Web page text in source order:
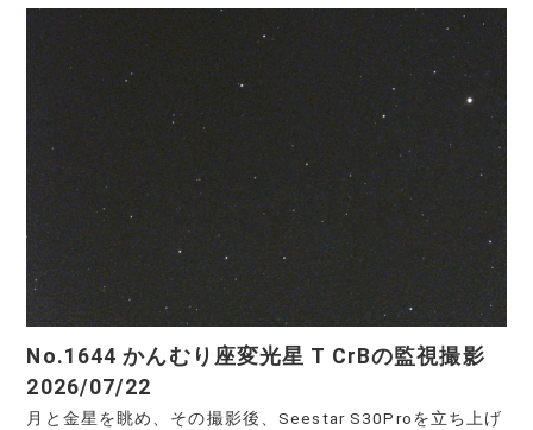
No.1644 かんむり座変光星 T CrBの監視撮影
2026/07/22
月と金星を眺め、その撮影後、Seestar S30Proを立ち上げ